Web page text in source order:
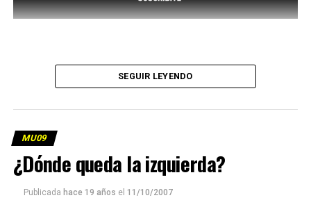
SEGUIR LEYENDO
MU09
¿Dónde queda la izquierda?
Publicada hace 19 años el 11/10/2007